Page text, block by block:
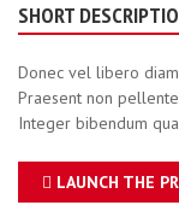
SHORT
Donec vel libero
Praesent non
Integer bibendum
LAUNCH THE